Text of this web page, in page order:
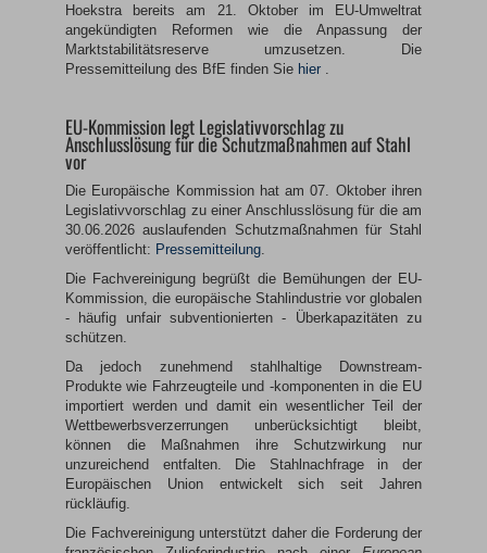
Hoekstra bereits am 21. Oktober im EU-Umweltrat
angekündigten Reformen wie die Anpassung der
Marktstabilitätsreserve umzusetzen. Die
Pressemitteilung des BfE finden Sie hier
EU-Kommission legt Legislativvorschlag zu
Anschlusslösung für die Schutzmaßnahmen auf Stahl
vor
Die Europäische Kommission hat am 07. Oktober ihren
Legislativvorschlag zu einer Anschlusslösung für die am
30.06.2026 auslaufenden Schutzmaßnahmen für Stahl
veröffentlicht: Pressemitteilung
Die Fachvereinigung begrüßt die Bemühungen der EU-
Kommission, die europäische Stahlindustrie vor globalen
- häufig unfair subventionierten - Überkapazitäten zu
schützen.
Da jedoch zunehmend stahlhaltige Downstream-
Produkte wie Fahrzeugteile und -komponenten in die EU
importiert werden und damit ein wesentlicher Teil der
Wettbewerbsverzerrungen unberücksichtigt bleibt,
können die Maßnahmen ihre Schutzwirkung nur
unzureichend entfalten. Die Stahlnachfrage in der
Europäischen Union entwickelt sich seit Jahren
rückläufig.
Die Fachvereinigung unterstützt daher die Forderung der